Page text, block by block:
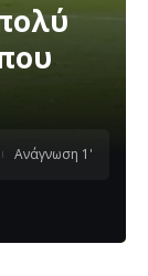
Ανάγνωση 1'